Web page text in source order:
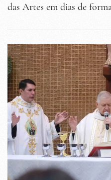
das Artes em dias de